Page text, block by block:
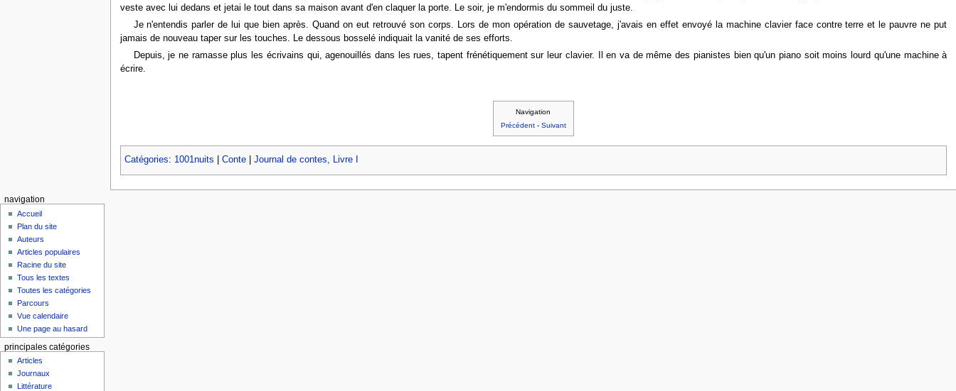
veste avec lui dedans et jetai le tout dans sa maison avant d'en claquer la porte. Le soir, je m'endormis du sommeil du juste.
Je n'entendis parler de lui que bien après. Quand on eut retrouvé son corps. Lors de mon opération de sauvetage, j'avais en effet envoyé la machine clavier face contre terre et le pauvre ne put
jamais de nouveau taper sur les touches. Le dessous bosselé indiquait la vanité de ses efforts.
Depuis, je ne ramasse plus les écrivains qui, agenouillés dans les rues, tapent frénétiquement sur leur clavier. Il en va de même des pianistes bien qu'un piano soit moins lourd qu'une machine à
écrire.
Navigation
Précédent- Suivant
Catégories: 1001nuits Conte| Journal de contes, Livre I
navigation
Accueil
Plan du site
Auteurs
Articles populaires
Racine du site
Tous les textes
Toutes les catégories
Parcours
Vue calendaire
Une page au hasard
principales catégories
Articles
Journaux
Littérature